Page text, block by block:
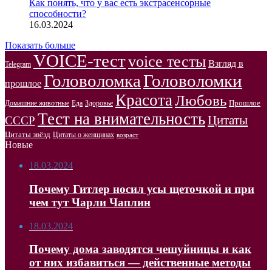
Как понять, что у вас есть экстрасенсорные
способности?
16.03.2024
Показать больше
Telegram VOICE-тестvoice тесты Взгляд в
прошлое ГоловоломкаГоловоломки
Домашние животные Еда Здоровье КрасотаЛюбовь Прошлое
СССР Тест на внимательностьЦитаты
Цитаты звёзд Цитаты о женщинах возраст
Новые
18.03.2024
Почему Гитлер носил усы щеточкой и при
чем тут Чарли Чаплин
18.03.2024
Почему дома заводятся чешуйницы и как
от них избавиться — действенные методы